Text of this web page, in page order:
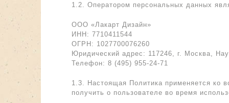
1.2. Оператором персональных данных
ООО «Лакарт Дизайн»
ИНН: 7710411544
ОГРН: 1027700076260
Юридический адрес: 117246, г. Москва,
Телефон: 8 (495) 955-24-71
1.3. Настоящая Политика применяется ко
получить о пользователе во время